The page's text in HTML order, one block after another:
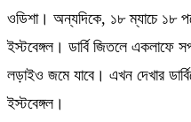
ওডিশা। অন্যদিকে, ১৮ ম্যাচে ১৮
ইস্টবেঙ্গল। ডার্বি জিতলে
লড়াইও জমে যাবে। এখন দেখার
ইস্টবেঙ্গল।